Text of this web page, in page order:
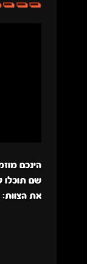
הינכם
שם תוכלו
את הצוות: